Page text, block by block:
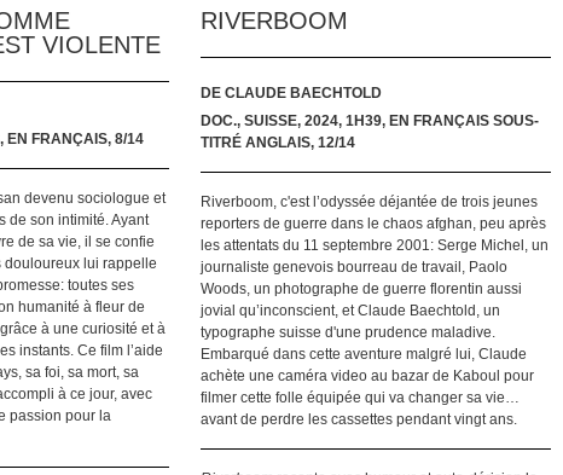
VIOLENTE
EN FRANÇAIS, 8/14
devenu sociologue et
de son intimité. Ayant
de sa vie, il se confie
douloureux lui rappelle
toutes ses
humanité à fleur de
à une curiosité et à
instants. Ce film l’aide
sa foi, sa mort, sa
à ce jour, avec
passion pour la
RIVERBOOM
DE CLAUDE BAECHTOLD
DOC., SUISSE, 2024, 1H39, EN FRANÇAIS SOUS-
TITRÉ ANGLAIS, 12/14
Riverboom, c'est l’odyssée déjantée de trois jeunes
reporters de guerre dans le chaos afghan, peu après
les attentats du 11 septembre 2001: Serge Michel, un
journaliste genevois bourreau de travail, Paolo
Woods, un photographe de guerre florentin aussi
jovial qu’inconscient, et Claude Baechtold, un
typographe suisse d'une prudence maladive.
Embarqué dans cette aventure malgré lui, Claude
achète une caméra video au bazar de Kaboul pour
filmer cette folle équipée qui va changer sa vie…
avant de perdre les cassettes pendant vingt ans.